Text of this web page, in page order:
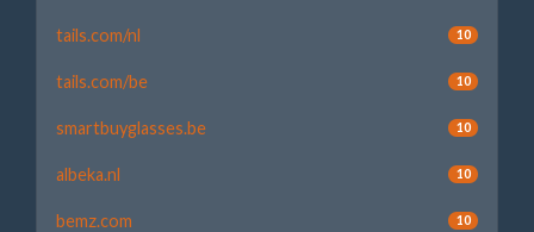
tails.com/nl 10
tails.com/be 10
smartbuyglasses.be 10
albeka.nl 10
bemz.com 10